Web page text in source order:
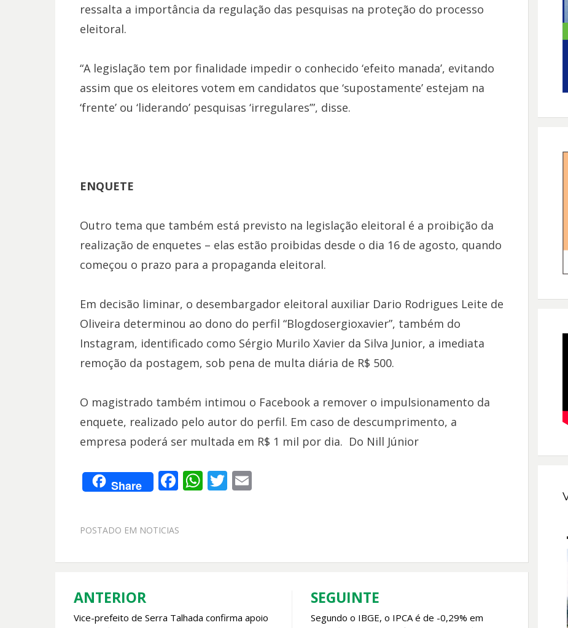
ressalta a importância da regulação das pesquisas na proteção do processo
eleitoral.
“A legislação tem por finalidade impedir o conhecido ‘efeito manada’, evitando
assim que os eleitores votem em candidatos que ‘supostamente’ estejam na
‘frente’ ou ‘liderando’ pesquisas ‘irregulares’”, disse.
ENQUETE
Outro tema que também está previsto na legislação eleitoral é a proibição da
realização de enquetes – elas estão proibidas desde o dia 16 de agosto, quando
começou o prazo para a propaganda eleitoral.
Em decisão liminar, o desembargador eleitoral auxiliar Dario Rodrigues Leite de
Oliveira determinou ao dono do perfil “Blogdosergioxavier”, também do
Instagram, identificado como Sérgio Murilo Xavier da Silva Junior, a imediata
remoção da postagem, sob pena de multa diária de R$ 500.
O magistrado também intimou o Facebook a remover o impulsionamento da
enquete, realizado pelo autor do perfil. Em caso de descumprimento, a
empresa poderá ser multada em R$ 1 mil por dia. Do Nill Júnior
Share F
b
o
W
A
T E
POSTADO EM NOTICIAS
Navegação
de
ANTERIOR
Vice-prefeito de Serra Talhada confirma apoio
SEGUINTE
Segundo o IBGE, o IPCA é de -0,29% em